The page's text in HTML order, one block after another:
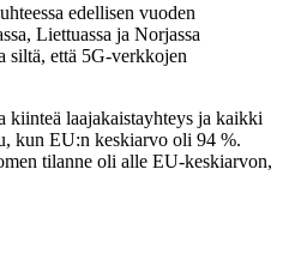
edellisen vuoden
Liettuassa ja Norjassa
siltä, että 5G-verkkojen
kiinteä laajakaistayhteys ja kaikki
kun EU:n keskiarvo oli 94 %.
tilanne oli alle EU-keskiarvon,